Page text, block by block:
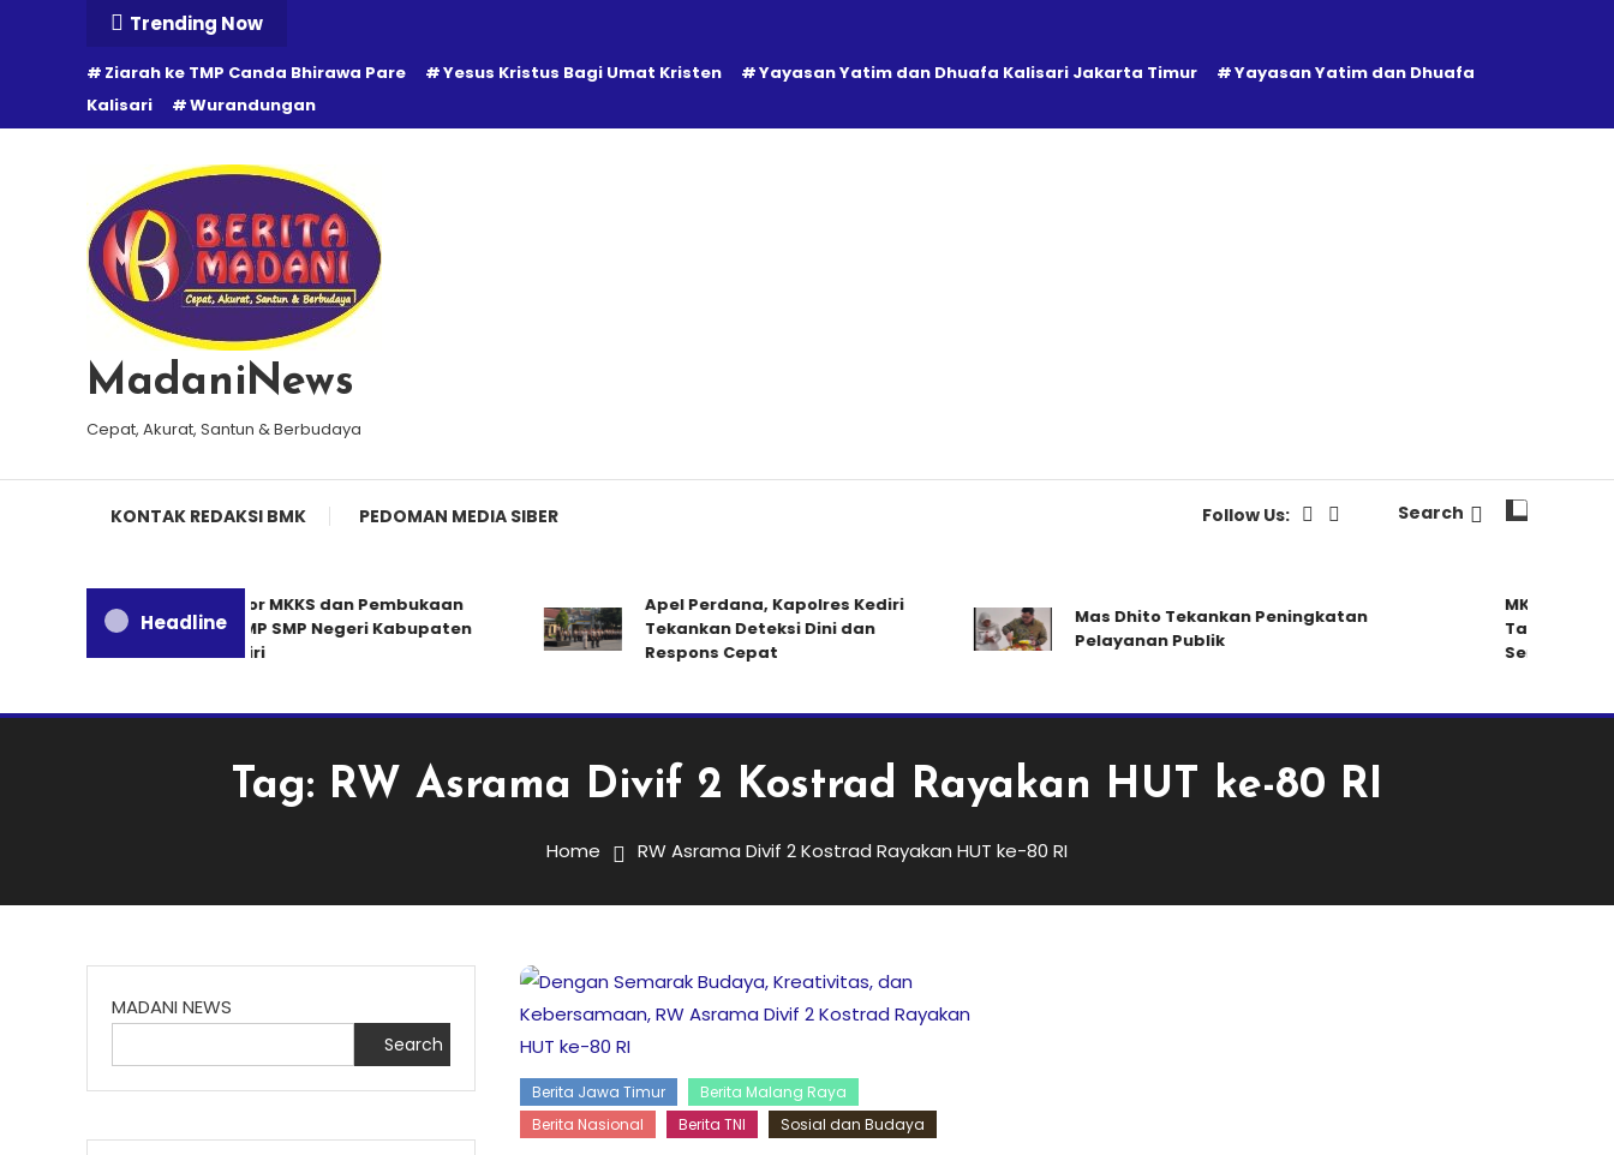
Trending Now
Ziarah ke TMP Canda Bhirawa Pare Yesus Kristus Bagi Umat Kristen Yayasan Yatim dan Dhuafa Kalisari Jakarta Timur
Yayasan Yatim dan Dhuafa
Kalisari
Wurandungan
MadaniNews
Cepat, Akurat, Santun & Berbudaya
KONTAK REDAKSI BMK PEDOMAN MEDIA SIBER Follow Us: Search
Headline
Rakor MKKS dan Pembukaan
MGMP SMP Negeri Kabupaten
Kediri
Apel Perdana, Kapolres Kediri
Tekankan Deteksi Dini dan
Respons Cepat
Mas Dhito Tekankan Peningkatan
Pelayanan Publik
MKKS
Tak Ada
Sertifikasi
Tag: RW Asrama Divif 2 Kostrad Rayakan HUT ke-80 RI
Home RW Asrama Divif 2 Kostrad Rayakan HUT ke-80 RI
Berita Jawa Timur
Berita Malang Raya
Berita Nasional
Berita TNI Sosial dan Budaya
MADANI NEWS
Search